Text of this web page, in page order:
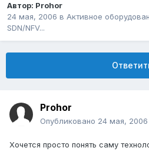
Автор: Prohor
24 мая, 2006 в Активное
SDN/NFV...
Prohor
Опубликовано 24 мая, 2006
Хочется просто понять саму